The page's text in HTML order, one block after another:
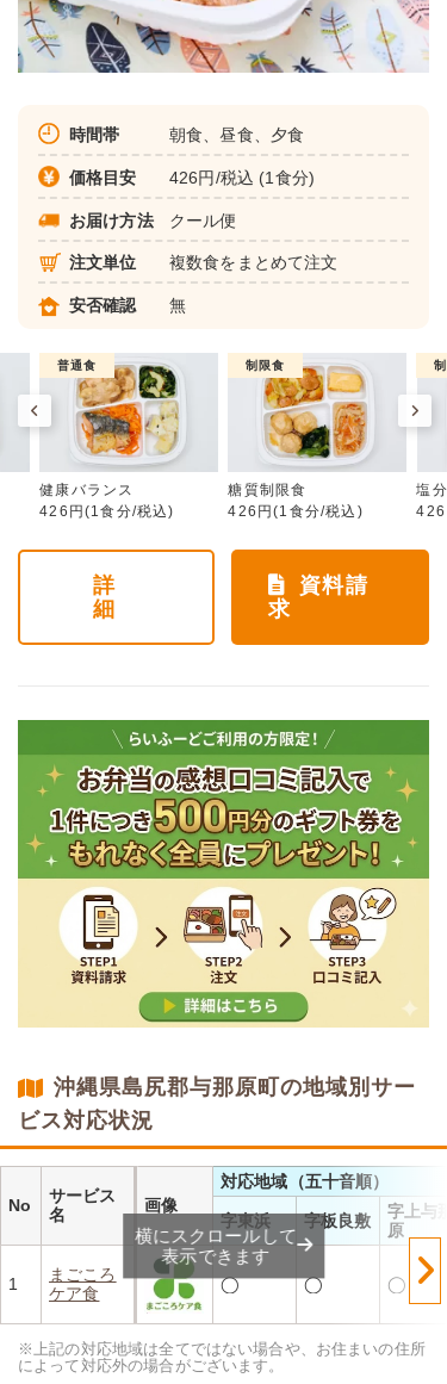
時間帯 朝食、昼食、夕食
価格目安 426円/税込 (1食分)
お届け方法 クール便
注文単位 複数食をまとめて注文
安否確認 無
普通食
健康バランス
426円(1食分/税込)
制限食
糖質制限食
426円(1食分/税込)
塩
詳
細
資料請
求
沖縄県島尻郡与那原町の地域別サー
ビス対応状況
No
サービス
名
画像
対応地域（五十音順）
字東浜 字板良敷
字上与那
原
1
まごころ
ケア食
◯ ◯ ◯
横にスクロールして
表示できます
※上記の対応地域は全てではない場合や、お住まいの住所
によって対応外の場合がございます。